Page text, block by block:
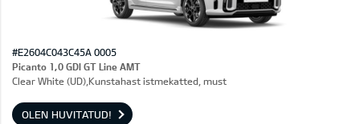
#E2604C043C45A 0005
Picanto 1,0 GDI GT Line AMT
Clear White (UD),Kunstahast istmekatted, must
OLEN HUVITATUD!